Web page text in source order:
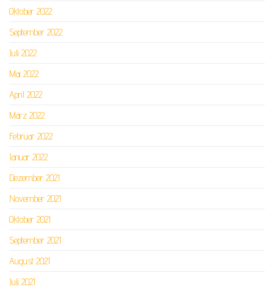
Oktober 2022
September 2022
Juli 2022
Mai 2022
April 2022
März 2022
Februar 2022
Januar 2022
Dezember 2021
November 2021
Oktober 2021
September 2021
August 2021
Juli 2021